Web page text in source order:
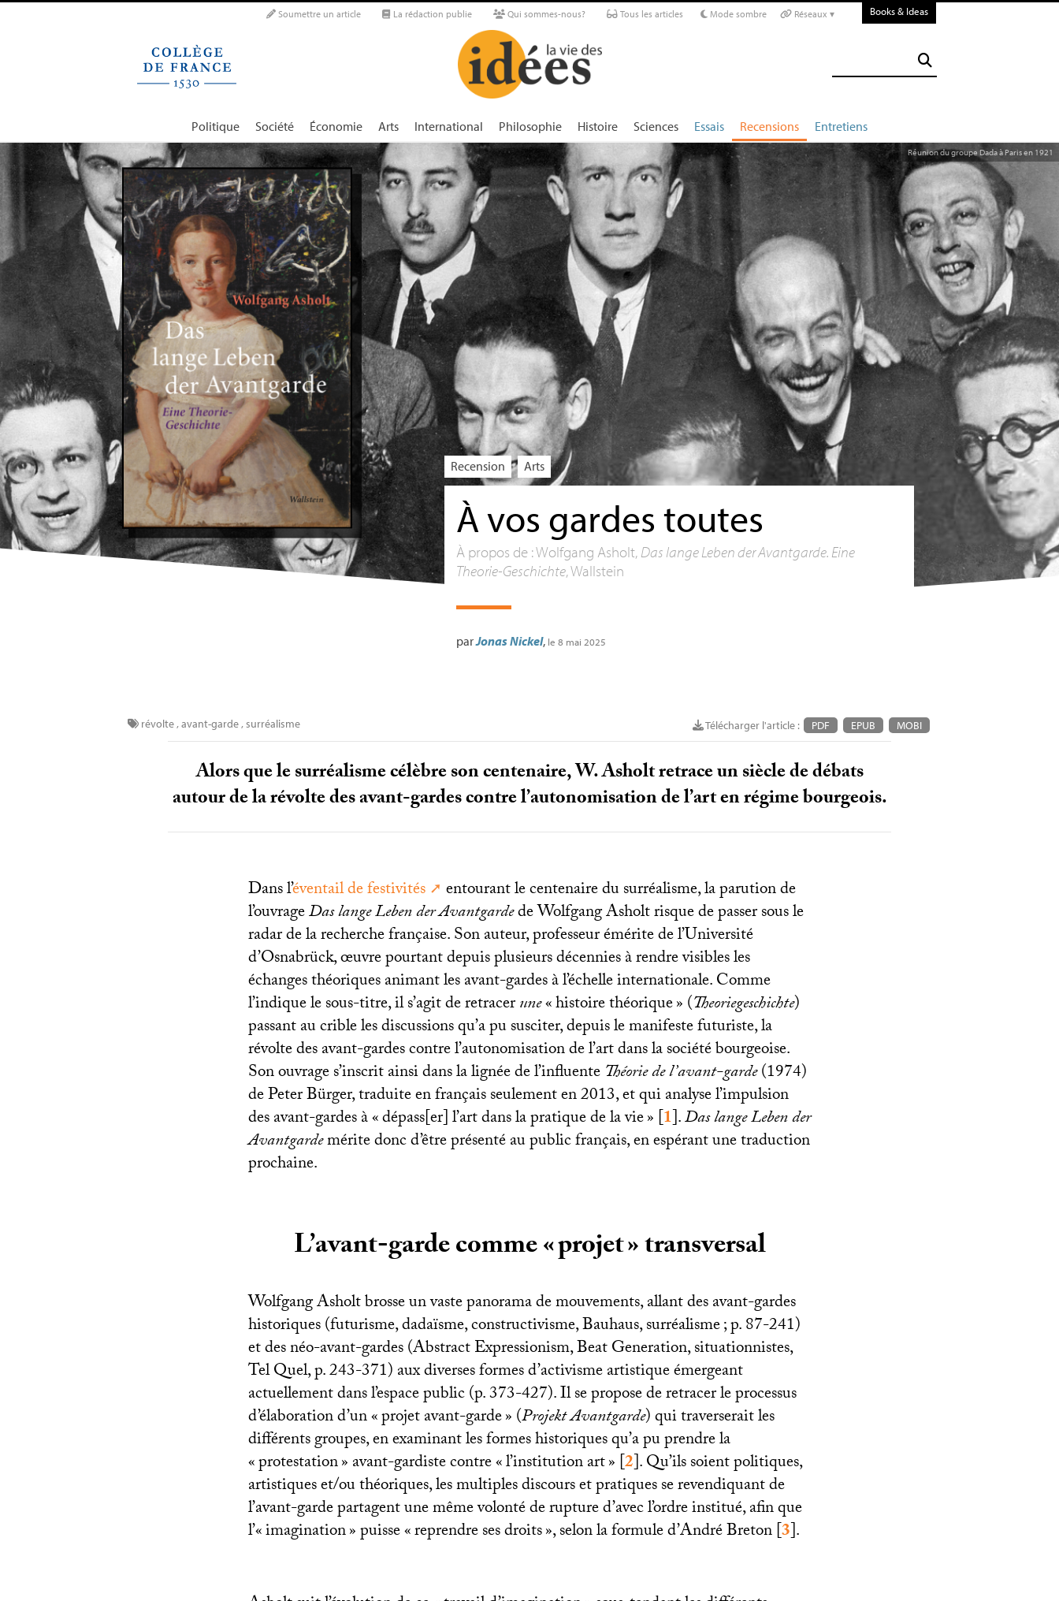
Soumettre un article La rédaction publie Qui sommes-nous? Tous les articles Mode sombre Réseaux ▾ Books & Ideas
Politique Société Économie Arts International Philosophie Histoire Sciences Essais Recensions Entretiens
Réunion du groupe Dada à Paris en 1921
Recension Arts
À vos gardes toutes
À propos de : Wolfgang Asholt, Das lange Leben der Avantgarde. Eine
Theorie-Geschichte, Wallstein
parJonas Nickel, le 8 mai 2025
Télécharger l'article : PDF EPUB MOBI
révolte,avant-garde,surréalisme
Alors que le surréalisme célèbre son centenaire, W. Asholt retrace un siècle de débats
autour de la révolte des avant-gardes contre l’autonomisation de l’art en régime bourgeois.
Dans l’éventail de festivités
entourant le centenaire du surréalisme, la parution de
l’ouvrageDas lange Leben der Avantgardede Wolfgang Asholt risque de passer sous le
radar de la recherche française. Son auteur, professeur émérite de l’Université
d’Osnabrück, œuvre pourtant depuis plusieurs décennies à rendre visibles les
échanges théoriques animant les avant-gardes à l’échelle internationale. Comme
l’indique le sous-titre, il s’agit de retracerune«histoire théorique» (Theoriegeschichte)
passant au crible les discussions qu’a pu susciter, depuis le manifeste futuriste, la
révolte des avant-gardes contre l’autonomisation de l’art dans la société bourgeoise.
Son ouvrage s’inscrit ainsi dans la lignée de l’influenteThéorie de l’avant-garde(1974)
de Peter Bürger, traduite en français seulement en 2013, et qui analyse l’impulsion
des avant-gardes à «dépass[er] l’art dans la pratique de la vie»[1].Das lange Leben der
Avantgardemérite donc d’être présenté au public français, en espérant une traduction
prochaine.
L’avant-garde comme «projet» transversal
Wolfgang Asholt brosse un vaste panorama de mouvements, allant des avant-gardes
historiques (futurisme, dadaïsme, constructivisme, Bauhaus, surréalisme; p. 87-241)
et des néo-avant-gardes (Abstract Expressionism, Beat Generation, situationnistes,
Tel Quel, p. 243-371) aux diverses formes d’activisme artistique émergeant
actuellement dans l’espace public (p. 373-427). Il se propose de retracer le processus
d’élaboration d’un «projet avant-garde» (Projekt Avantgarde) qui traverserait les
différents groupes, en examinant les formes historiques qu’a pu prendre la
«protestation» avant-gardiste contre «l’institution art»[2]. Qu’ils soient politiques,
artistiques et/ou théoriques, les multiples discours et pratiques se revendiquant de
l’avant-garde partagent une même volonté de rupture d’avec l’ordre institué, afin que
l’«imagination» puisse «reprendre ses droits», selon la formule d’André Breton[3].